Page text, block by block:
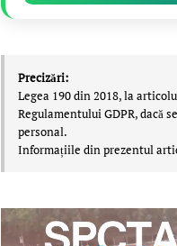
Precizări:
Legea 190 din 2018, la
Regulamentului GDPR, dacă
personal.
Informațiile din prezentul